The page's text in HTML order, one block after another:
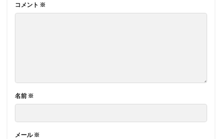
コメント ※
名前 ※
メール※